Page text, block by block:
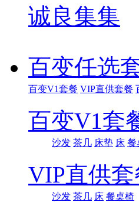
诚良集
百变任选
百变V1套餐 VIP直供套餐
百变V1套
沙发 茶几 床垫 床 餐
VIP直供套
沙发 茶几 床 餐桌椅